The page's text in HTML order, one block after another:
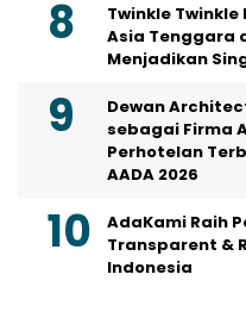
Twinkle
Asia Tenggara
Menjadikan
Dewan
sebagai Firma
Perhotelan
AADA 2026
AdaKami Raih
Transparent &
Indonesia